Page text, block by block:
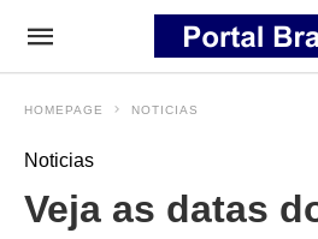
HOMEPAGE NOTICIAS
Noticias
Veja as datas